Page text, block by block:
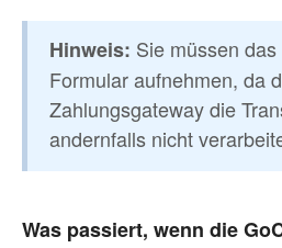
Hinweis: Sie müssen
Formular aufnehmen, da
Zahlungsgateway die
andernfalls nicht
Was passiert, wenn die